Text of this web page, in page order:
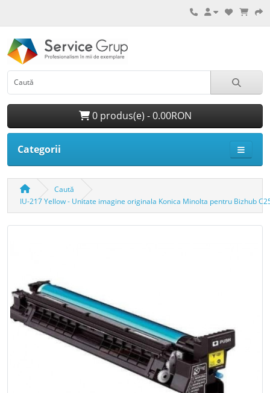
0 produs(e) - 0.00RON
Categorii
Caută
IU-217 Yellow - Unitate imagine originala Konica Minolta pentru Bizhub